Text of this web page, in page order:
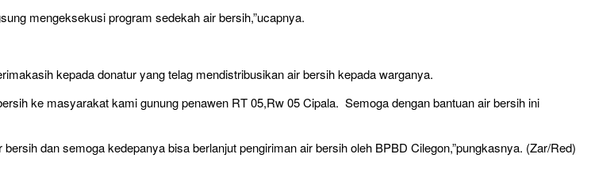
mengeksekusi program sedekah air bersih,”ucapnya.
kepada donatur yang telag mendistribusikan air bersih kepada warganya.
ke masyarakat kami gunung penawen RT 05,Rw 05 Cipala. Semoga dengan bantuan air bersih ini
dan semoga kedepanya bisa berlanjut pengiriman air bersih oleh BPBD Cilegon,”pungkasnya. (Zar/Red)